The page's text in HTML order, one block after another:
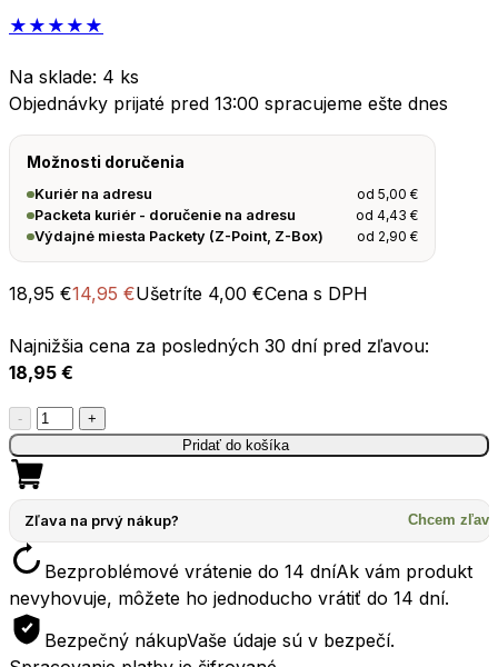
★ ★ ★ ★ ★
Na sklade: 4 ks
Objednávky prijaté pred 13:00 spracujeme ešte dnes
Možnosti doručenia
Kuriér na adresu od5,00€
Packeta kuriér - doručenie na adresu
od4,43€
Výdajné miesta Packety (Z-Point, Z-Box)
od 2,90€
18,95 €14,95 €Ušetríte 4,00 €Cena s DPH
Najnižšia cena za posledných 30 dní pred zľavou:
18,95 €
-
množstvo
Skladacia
miska
SEATOSUMMIT
XL-
BOWL
1150ml
olivová
+
Pridať do košíka
Zľava na prvý nákup? Chcem zľavu
Bezproblémové vrátenie do 14 dníAk vám produkt
nevyhovuje, môžete ho jednoducho vrátiť do 14 dní.
Bezpečný nákupVaše údaje sú v bezpečí.